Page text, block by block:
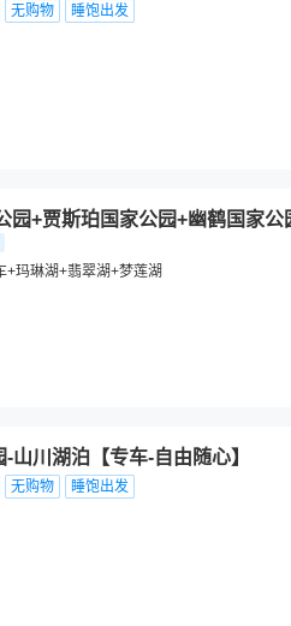
无购物 睡饱出发
园+贾斯珀国家公园+幽鹤国家
+玛琳湖+翡翠湖+梦莲湖
川湖泊【专车-自由随心】
无购物 睡饱出发